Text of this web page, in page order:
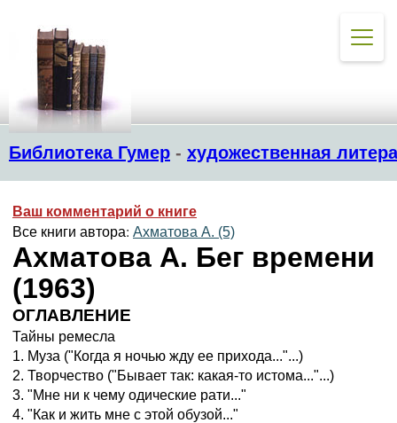
Библиотека Гумер - художественная
Ваш комментарий о книге
Все книги автора: Ахматова А. (5)
Ахматова А. Бег времени
(1963)
ОГЛАВЛЕНИЕ
Тайны ремесла
1. Муза ("Когда я ночью жду ее прихода..."...)
2. Творчество ("Бывает так: какая-то истома..."...)
3. "Мне ни к чему одические рати..."
4. "Как и жить мне с этой обузой..."